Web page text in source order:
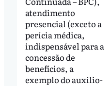
atendimento
presencial (exceto a
perícia médica,
indispensável para a
concessão de
benefícios, a
exemplo do auxílio-